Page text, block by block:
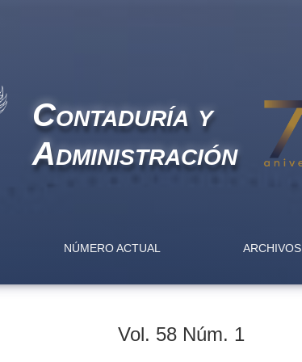
Contaduría y
Administración
NÚMERO ACTUAL ARCHIVOS
Vol. 58 Núm. 1